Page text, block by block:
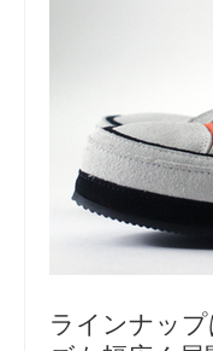
ラインナッ